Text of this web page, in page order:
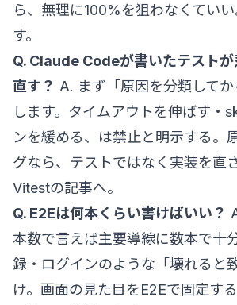
ら、無理に100%を狙わなくてい
す。
Q. Claude Codeが書いたテストが
直す？ A. まず「原因を分類して
します。タイムアウトを伸ばす・
ンを緩める、は禁止と明示する。
グなら、テストではなく実装を直
Vitestの記事へ。
Q. E2Eは何本くらい書けばいい？
本数で言えば主要導線に数本で十
録・ログインのような「壊れると
け。画面の見た目をE2Eで固定す